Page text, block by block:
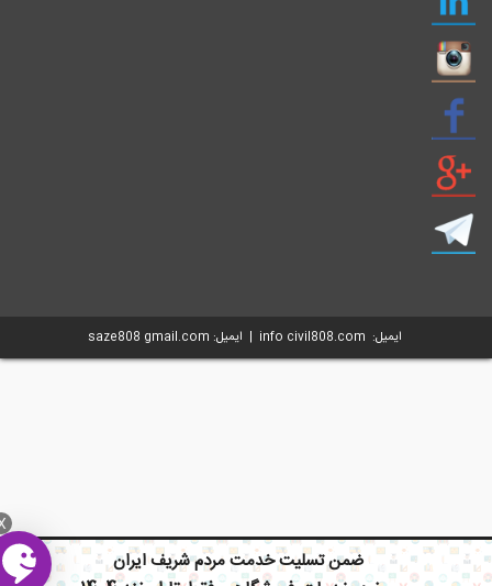
X
ضمن تسلیت خدمت مردم شریف ایران
ایمیل: info civil808.com | ایمیل: saze808 gmail.com